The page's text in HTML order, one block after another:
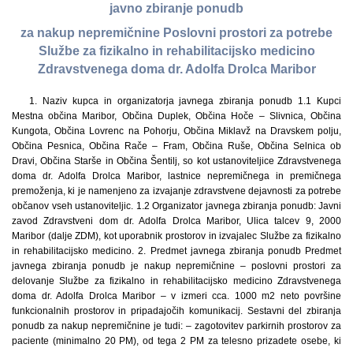
javno zbiranje ponudb
za nakup nepremičnine Poslovni prostori za potrebe
Službe za fizikalno in rehabilitacijsko medicino
Zdravstvenega doma dr. Adolfa Drolca Maribor
1. Naziv kupca in organizatorja javnega zbiranja ponudb 1.1 Kupci Mestna občina Maribor, Občina Duplek, Občina Hoče – Slivnica, Občina Kungota, Občina Lovrenc na Pohorju, Občina Miklavž na Dravskem polju, Občina Pesnica, Občina Rače – Fram, Občina Ruše, Občina Selnica ob Dravi, Občina Starše in Občina Šentilj, so kot ustanoviteljice Zdravstvenega doma dr. Adolfa Drolca Maribor, lastnice nepremičnega in premičnega premoženja, ki je namenjeno za izvajanje zdravstvene dejavnosti za potrebe občanov vseh ustanoviteljic. 1.2 Organizator javnega zbiranja ponudb: Javni zavod Zdravstveni dom dr. Adolfa Drolca Maribor, Ulica talcev 9, 2000 Maribor (dalje ZDM), kot uporabnik prostorov in izvajalec Službe za fizikalno in rehabilitacijsko medicino. 2. Predmet javnega zbiranja ponudb Predmet javnega zbiranja ponudb je nakup nepremičnine – poslovni prostori za delovanje Službe za fizikalno in rehabilitacijsko medicino Zdravstvenega doma dr. Adolfa Drolca Maribor – v izmeri cca. 1000 m2 neto površine funkcionalnih prostorov in pripadajočih komunikacij. Sestavni del zbiranja ponudb za nakup nepremičnine je tudi: – zagotovitev parkirnih prostorov za paciente (minimalno 20 PM), od tega 2 PM za telesno prizadete osebe, ki uporabljajo invalidski voziček, in sicer neposredno ob lokaciji nepremičnine, – zagotovitev parkirnega prostora za kratkotrajno parkiranje oseb, ki spremljajo telesno prizadete paciente, – zagotovitev parkirnega prostora za dostop urgentnega oziroma sanitetnega vozila, in sicer neposredno ob lokaciji nepremičnine. 3. Splošni pogoji 3.1 Lokacija Ponujena nepremičnina mora biti locirana na območju mesta Maribor. Skladno s kriteriji za izbor najugodnejše ponudbe pa je prednostna lokacija v bližini sedeža Zdravstvenega doma dr. Adolfa Drolca, Ulica talcev 9, Maribor, z zagotovljenimi parkirnimi mesti in bližino postajališča javnega prometa. Tovrstno lokacijo pogojuje potreba po pogosti in nujni diagnostiki pacientov (laboratorij, RTG), upoštevajoč dejstvo, da med pacienti, ki jih je potrebno obravnavati, precejšnje število predstavljajo starostniki z oviranimi, oziroma omejenimi, gibalnimi sposobnostmi in bolečinskimi sindromi, večkrat brez spremstva ter lastnega prevoza, zaradi česar so vezani na javna prevozna sredstva. 3.2. Zahteve in pogoji glede na predvideno dejavnost Ponudnik mora pri pripravi ponudbe za nakup nepremičnine in pri vseh potrebnih gradbenih,obrtniških in instalacijskih posegih za končno ureditev prostorov z uporabnim dovoljenjem upoštevati priloženo projektno nalogo, ki vsebuje opis in neto površine potrebnih prostorov, vključno s tehnološkimi in tehničnimi zahtevami ter pogoji, kot jih določa veljavna "Prostorska tehnična smernica TSG-126450-001:2008 / Zvezek 3 – Zdravstveni dom" in "Zvezek 1 – Zdravstveni objekti, Splošni del" ter druga področna zakonodaja, predpisi ter standardi, veljavni v RS za področje načrtovanja in graditve objektov. Zagotavljati morajo funkcionalno-tehnične pogoje (vertikalne in horizontalne komunikacije, sanitarni prostori, itd.) za invalide oziroma težje gibljive osebe, kot to določa veljavni "Pravilnik o zahtevah za zagotavljanje neoviranega dostopa, vstopa in uporabe objektov v javni in večstanovanjski rabi " (Uradni list RS, 97/03). Ponujeni prostori morajo biti – ob primopredaji uporabniku – brez medicinsko-tehnološke in pohištvene opreme, ki jo bo vgradil, oziroma namestil uporabnik prostorov; zato morajo biti v tehnično brezhibnem stanju (kar bo prodajalec dokazal na podlagi uspešno izvedenega tehničnega pregleda) ter vseljivi brez dodatnih gradbeno-instalacijskih posegov s strani kupca, oziroma uporabnika prostorov. 3.3 Vrsta, tehnično stanje in pravni status nepremičnine, pogoji, roki in stroški ureditve, struktura prodajne cene V primeru, da ponudnik prodaja nepremičnino, ki je – na podlagi pravnomočnega gradbenega dovoljenja – v fazi izgradnje ali rekonstrukcije, bo z njim sklenjena predpogodba o nakupu nepremičnine, v kateri bodo določene medsebojne obveznosti in podrobnejši pogoji za morebitno dopolnitev in/ali spremembe projektne dokumentacije za dokončanje in ureditev prostorov, ki bo skladna s projektno nalogo, oziroma citirano Prostorsko tehnično smernico. Če bo, zaradi implementacije prostorskih potreb Službe za fizikalno in rehabilitacijsko medicino ZDM, potrebna sprememba projektne dokumentacije in posledično tudi sprememba gradbenega dovoljenja, te spremembe stroškovno v celoti bremenijo ponudnika oziroma prodajalca. Tudi v primeru, da ponudnik prodaja nepremičnino, za katero bo potrebno – na podlagi projektne dokumentacije, ki bo skladna s projektno nalogo uporabnika in Prostorsko tehnično smernico – šele pridobiti pravnomočno gradbeno dovoljenje, bo z njim prav tako najprej sklenjena predpogodba o nakupu nepremičnine, po uskladitvi in potrditvi projektnih rešitev (faza IDZ in IDP) s strani uporabnika ZDM, bosta pogodbeni stranki definirali medsebojne pogodbene obveznost v Pogodbi o prodaji in nakupu. V primeru, da je predmet prodaje obstoječa stavba, ki je ali bo predmet rekonstrukcije, mora biti le-ta že v tej fazi načrtovana in izvedena skladno z Direktivo 2010/13/EU Evropskega parlamenta in Sveta o energetski učinkovitosti stavb, oziroma povzetkom le-te v Nacionalnem energetskem programu RS za obdobje do leta 2030 – Aktivno ravnanje z energijo, ki zahteva, da morajo biti vse nove ali obnovljene javne stavbe do leta 2018 skoraj nič energijske, kar pomeni, da mora biti projektna dokumentacija in izvedba del skladna z zahtevami "Pravilnika o učinkoviti rabi energije v stavbah, krajše PURES (Uradni list RS, št. 52/10). Ne glede na to ali je predmet ponudbe obstoječa stavba, ki je v fazi rekonstrukcije ali pa je predmet ponudbe novogradnja, bo ponudnik – ob primopredaji objekta uporabniku – dolžan predložiti Energetsko izkaznico. V primeru obstoječe stavbe, ki je predmet rekonstrukcije, mora ponudnik izvesti preveritev konstrukcije v smislu statične stabilnosti in potresne varnosti (SIST EN 1998/1,3,5,6 – Evrokod 8: Projektiranje potresnovarnih objektov) in v primeru, da to ni bil sestavni del načrta konstrukcije, najkasneje do sklenitve pogodbe, izvesti dopolnitev dokumentacije in morebitno spremembo gradbenega dovoljenja. V vsakem primeru pa mora ponujena in dokončana ureditev nepremičnine izpolnjevati pogoje, navedene v tej razpisni dokumentaciji in priloženi projektni nalogi. Rok vselitve v dokončane poslovne prostore, za katere bo uspešno izveden tehnični pregled in posledično pridobljeno uporabno dovoljenjem je konec leta 2013. Nepremičnina mora biti bremen prosta. Ponudbena cena za nepremičnino mora biti izražena za celotni objekt, oziroma njegove dele (v primeru, če so ponujeni prostori sestavni del večje stavbne celote). V ponudbeni ceni morajo biti vključeni vsi stroški nastali z investicijo: celotna projektna dokumentacija (IDZ, IDP, PGD, PZI, PID), izvedba GOI del ter nadzor teh del po ZGO (stavba, oziroma njen sorazmerni del, ureditev parkirišč in vsi potrebni priključki na javno gospodarsko infrastrukturo), stroški ponudnikovega financiranja dokončanja del, kot tudi vse takse in dajatve v zvezi z nepremičnino. Stroški izvedbe GOI del morajo biti izraženi po sistemu funkcionalnega ključa, saj kupec dodatnih, več in presežnih del – po sklenitvi predpogodbe in končne pogodbe o prodaji in nakupu nepremičnine – ne bo priznaval. V ponudbeni ceni pa niso vključeni stroški dobave in vgradnje medicinsko-tehnološke in pomične pohištvene opreme, ki jo zagotavlja kupec, oziroma uporabnik (glej Projektno nalogo uporabnika). Ponudnik je dolžan prikazati strukturo cene po posameznih investicijskih fazah, ki vključuje prikaze stroškov za: – sorazmerni del osnovne vrednosti nepremičnine (v primeru. če je predmet ponudbe obstoječi objekt, ki je predmet rekonstrukcije), – sorazmerni del vrednosti izdelave projektne dokumentacije, – izvedbo GOI del stavbe (rekonstrukcije ali novogradnje) in sorazmerni del ureditve parkirišč ter priključevanja in/ali rekonstrukcije javne gospodarske infrastrukture, – sorazmerni del stroškov nadzora (v skladu z veljavnim ZGO), vodenja in financiranja investicije do primopredaje nepremičnine uporabniku. 4. Garancija ponudnika za resnost ponudbe in dobro ter pravočasno izvedbo del Po zaključku pogajanj in pred pričetkom pripravljanja pogodbe oziroma predpogodbe mora ponudnik predložiti naslednja jamstvena dokazila: – bančno garancijo za resnost ponudbe, v višini 1 % končno ponujene cene; – izjavo banke ali zavarovalnice, da bo ponudniku izdala nepreklicno garancijo za dobro in pravočasno izvedbo posla, to je ureditve prostorov do vključno pridobitve uporabnega dovoljenja, v višini 10 % pogodbene vrednosti, ki jo bo garant izdal ob sklenitvi pogodbe; Ponudnik, če je istočasno tudi izvajalec GOI del ali pa ponudnikov stvarni izvajalec bo (na podlagi zahteve Prostorsko tehnične smernice TSG-12640-001:2008 / Zvezek 1, Splošni del – Poglavje 3, točka 3.2 (3) Vzdrževanje objekta) pogodbeno dolžan zagotoviti 20 letno garancijsko obdobje, v katerem uporabniku na delih objekta, to je fasadi in strehi, ne bo potrebno izvajati nobenih sanacijskih posegov. 5. Pogoji prodaje in nakupa nepremičnine 5.1 Sklenitev predpogodbe in pogodbe Izbrani ponudnik bo dolžan najprej skleniti predpogodbo o prodaji in nakupu nepremičnine. Kupec, oziroma kupci (to je MOM in ostale občine soustanoviteljice ZDM) pa bodo s ponudnikom, oziroma prodajalcem sklenili pogodbo o prodaji in nakupu nepremičnine po izpolnitvi funkcionalnih in tehnoloških pogojev ureditve prostorov za potrebe Službe za fizikalno in rehabilitacijsko medicino. To bodo pogodbene stranke ugotavljale na podlagi izdelane PGD dokumentacije in njene potrditve s strani uporabnika ter morebitni spremembi gradbenega dovoljenja, če bi bilo to potrebno, oziroma na podlagi izdelane PZI dokumentacije, če za objekt, ki je v fazi gradnje ali rekonstrukcije, ne bo potrebna sprememba gradbenega dovoljenja. Stroški izdelave morebitne spremembe PGD dokumentacije in izdelave PZI dokumentacije te